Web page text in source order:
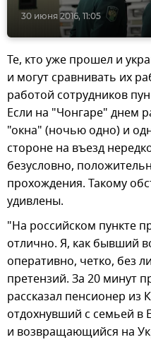
30 июня 2016, 11:05
Те, кто уже прошел и
и могут сравнивать их
работой сотрудников
Если на "Чонгаре" днем
"окна" (ночью одно) и
стороне на въезд
безусловно,
прохождения. Такому
удивлены.
"На российском пункте
отлично. Я, как бывший
оперативно, четко, без
претензий. За 20 минут
рассказал пенсионер
отдохнувший с семьей в
и возвращающийся на